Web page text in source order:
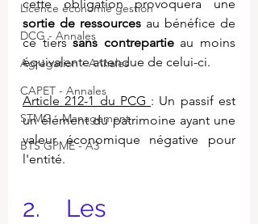
Licence économie gestion
DCG - Annales
Agrégation - Annales
CAPET - Annales
STMG - Management
BTS GPME - A3
sortie de ressources au bénéfice de
ce tiers sans contrepartie au moins
équivalente attendue de celui-ci.
Article 212-1 du PCG : Un passif est
un élément du patrimoine ayant une
valeur économique négative pour
l'entité.
2.    Les